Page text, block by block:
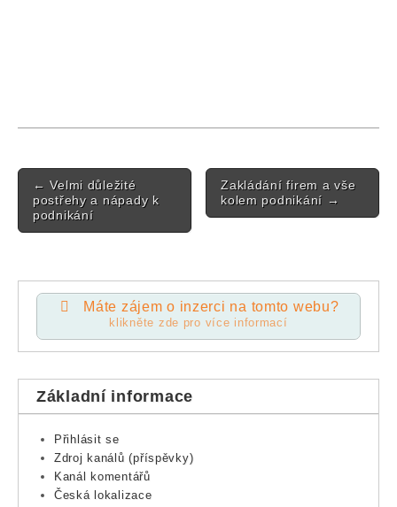
Post navigation
← Velmi důležité
postřehy a nápady k
podnikání
Zakládání firem a vše
kolem podnikání →
Máte zájem o inzerci na tomto webu?
klikněte zde pro více informací
Základní informace
Přihlásit se
Zdroj kanálů (příspěvky)
Kanál komentářů
Česká lokalizace